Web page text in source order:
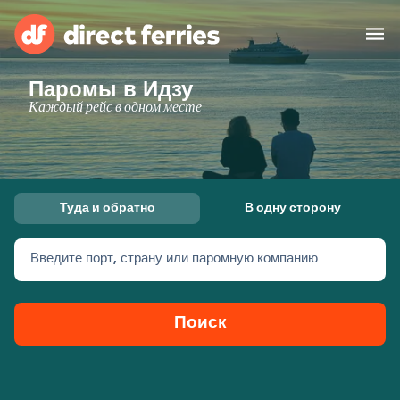
Операторы
Страны
Предлагает
Паромные билеты
Паромы в Идзу
Каждый рейс в одном месте
Туда и обратно В одну сторону
Введите порт, страну или паромную компанию
Поиск